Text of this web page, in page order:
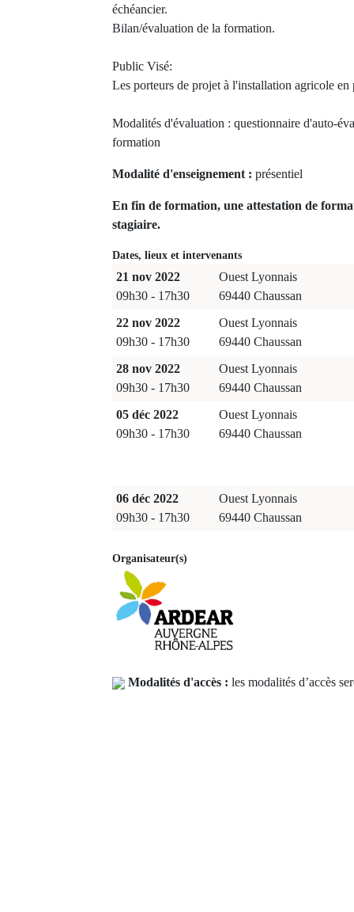
échéancier.
Bilan/évaluation de la formation.
Public Visé:
Les porteurs de projet à l'installation agricole en
Modalités d'évaluation : questionnaire d'auto-
formation
Modalité d'enseignement : présentiel
En fin de formation, une attestation de
stagiaire.
Dates, lieux et intervenants
21 nov 2022
09h30 - 17h30
Ouest Lyonnais
69440 Chaussan
22 nov 2022
09h30 - 17h30
Ouest Lyonnais
69440 Chaussan
28 nov 2022
09h30 - 17h30
Ouest Lyonnais
69440 Chaussan
05 déc 2022
09h30 - 17h30
Ouest Lyonnais
69440 Chaussan
06 déc 2022
09h30 - 17h30
Ouest Lyonnais
69440 Chaussan
Organisateur(s)
Modalités d'accès : les modalités d’accès